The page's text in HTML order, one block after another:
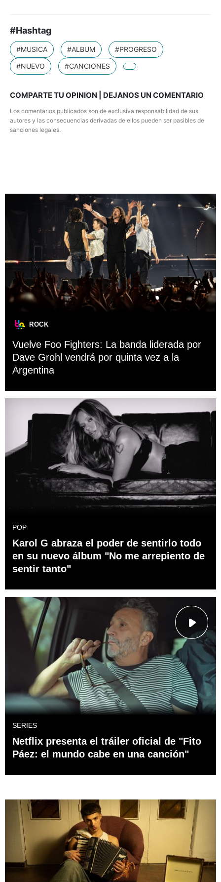
#Hashtag
#MUSICA #ALBUM
#PROGRESO
#NUEVO
#CANCIONES
COMPARTE TU OPINION | DEJANOS UN COMENTARIO
Los comentarios publicados son de exclusiva responsabilidad de sus
autores y las consecuencias derivadas de ellos pueden ser pasibles de
sanciones legales.
ROCK
Vuelve Foo Fighters: La banda liderada por
Dave Grohl vendrá por quinta vez a la
Argentina
POP
Karol G abraza el poder de sentirlo todo
en su nuevo álbum "No me arrepiento de
sentir tanto"
SERIES
Netflix presenta el tráiler oficial de "Fito
Páez: el mundo cabe en una canción"